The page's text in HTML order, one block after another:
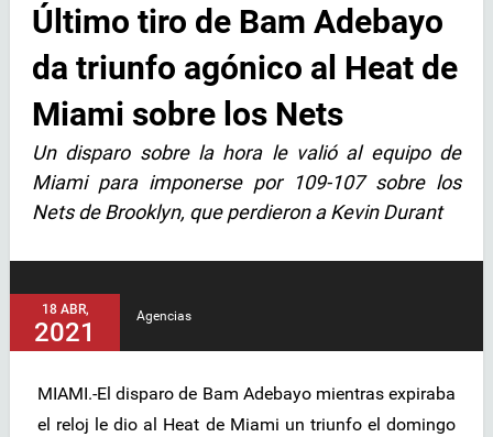
Último tiro de Bam Adebayo
da triunfo agónico al Heat de
Miami sobre los Nets
Un disparo sobre la hora le valió al equipo de
Miami para imponerse por 109-107 sobre los
Nets de Brooklyn, que perdieron a Kevin Durant
18 ABR,
2021
Agencias
MIAMI.-El disparo de Bam Adebayo mientras expiraba
el reloj le dio al Heat de Miami un triunfo el domingo